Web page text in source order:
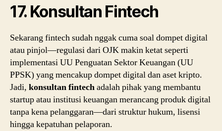
17. Konsultan Fintech
Sekarang fintech sudah nggak cuma soal dompet digital
atau pinjol—regulasi dari OJK makin ketat seperti
implementasi UU Penguatan Sektor Keuangan (UU
PPSK) yang mencakup dompet digital dan aset kripto.
Jadi, konsultan fintechadalah pihak yang membantu
startup atau institusi keuangan merancang produk digital
tanpa kena pelanggaran—dari struktur hukum, lisensi
hingga kepatuhan pelaporan.